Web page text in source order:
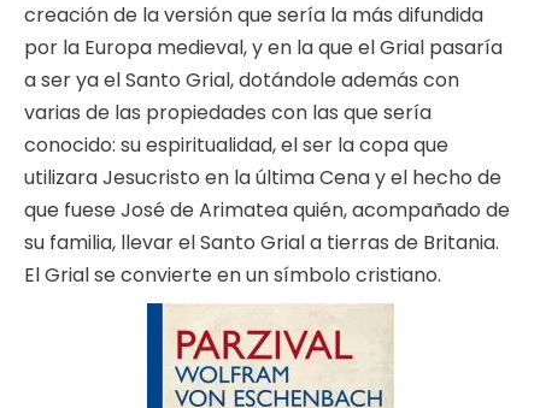
creación de la versión que sería la más difundida
por la Europa medieval, y en la que el Grial pasaría
a ser ya el Santo Grial, dotándole además con
varias de las propiedades con las que sería
conocido: su espiritualidad, el ser la copa que
utilizara Jesucristo en la última Cena y el hecho de
que fuese José de Arimatea quién, acompañado de
su familia, llevar el Santo Grial a tierras de Britania.
El Grial se convierte en un símbolo cristiano.